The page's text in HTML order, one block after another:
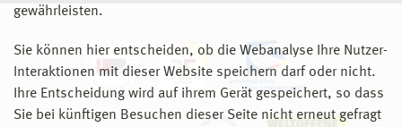
gewährleisten.
Sie können hier entscheiden, ob die Webanalyse Ihre Nutzer-
Interaktionen mit dieser Website speichern darf oder nicht.
Ihre Entscheidung wird auf ihrem Gerät gespeichert, so dass
Sie bei künftigen Besuchen dieser Seite nicht erneut gefragt